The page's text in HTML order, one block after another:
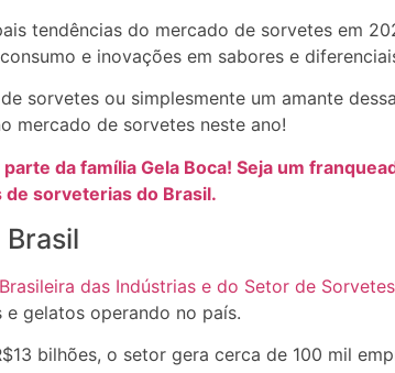
tendências do mercado de sorvetes em
e inovações em sabores e
sorvetes ou simplesmente um amante
mercado de sorvetes neste ano!
da família Gela Boca! Seja um
sorveterias do Brasil.
das Indústrias e do Setor de Sorvetes
gelatos operando no país.
bilhões, o setor gera cerca de 100 mil